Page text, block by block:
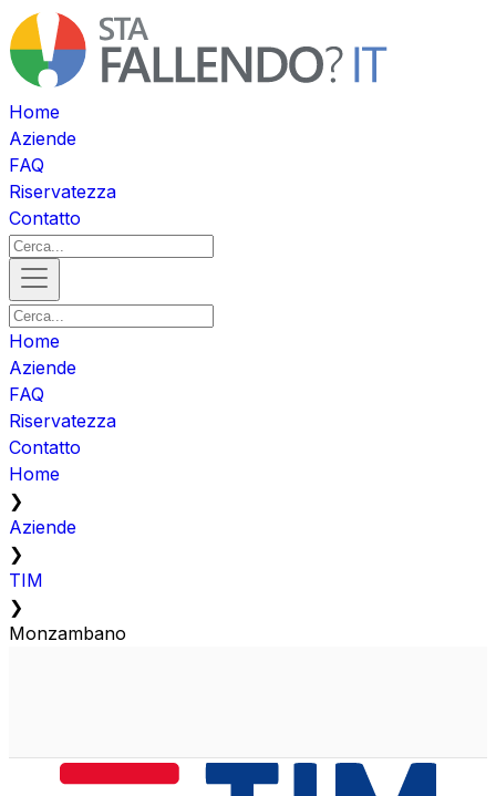
Home
Aziende
FAQ
Riservatezza
Contatto
Home
Aziende
FAQ
Riservatezza
Contatto
Home
❯
Aziende
❯
TIM
❯
Monzambano